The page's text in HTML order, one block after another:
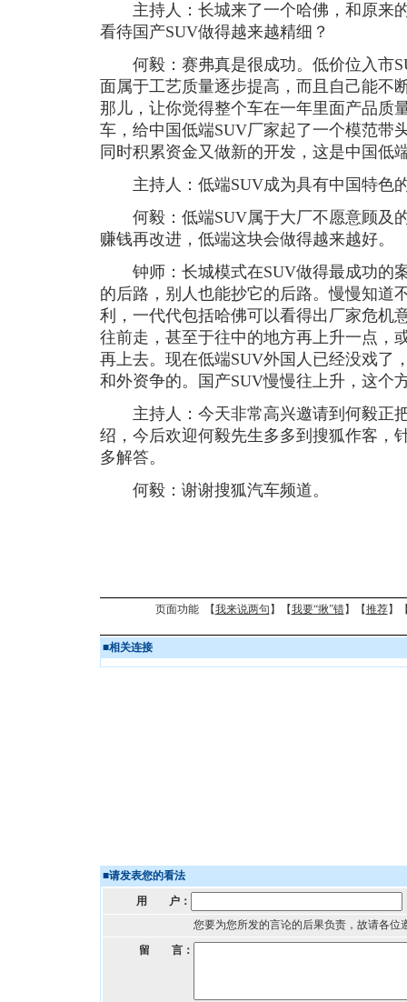
主持人：长城来了一个哈佛，和原来
看待国产SUV做得越来越精细？
何毅：赛弗真是很成功。低价位入市
面属于工艺质量逐步提高，而且自己能不
那儿，让你觉得整个车在一年里面产品质
车，给中国低端SUV厂家起了一个模范带
同时积累资金又做新的开发，这是中国低
主持人：低端SUV成为具有中国特色
何毅：低端SUV属于大厂不愿意顾及
赚钱再改进，低端这块会做得越来越好。
钟师：长城模式在SUV做得最成功的
的后路，别人也能抄它的后路。慢慢知道
利，一代代包括哈佛可以看得出厂家危机
往前走，甚至于往中的地方再上升一点，
再上去。现在低端SUV外国人已经没戏了
和外资争的。国产SUV慢慢往上升，这个
主持人：今天非常高兴邀请到何毅正
绍，今后欢迎何毅先生多多到搜狐作客，
多解答。
何毅：谢谢搜狐汽车频道。
页面功能 【我来说两句 】【我要“揪”错】【推荐】
■相关连接
■请发表您的看法
用 户：
您要为您所发的言论的后果负责，故请各位
留 言：